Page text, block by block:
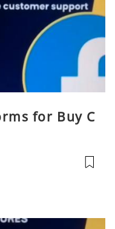
for Buy C